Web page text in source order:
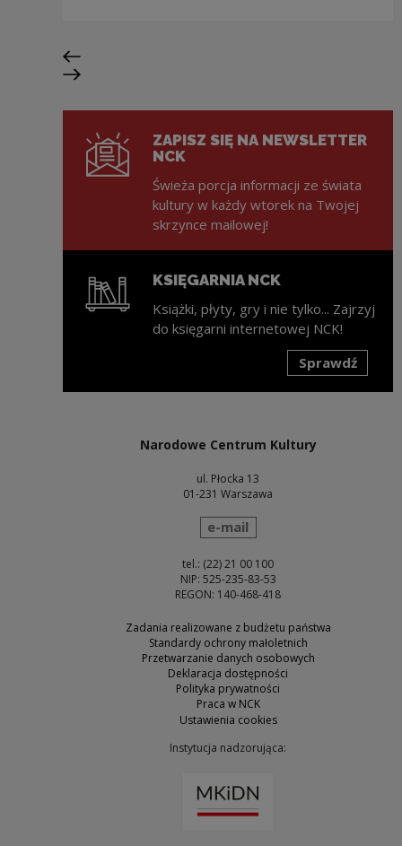
Poprzedni slajd
Następny slajd
ZAPISZ SIĘ NA NEWSLETTER
NCK
Świeża porcja informacji ze świata
kultury w każdy wtorek na Twojej
skrzynce mailowej!
KSIĘGARNIA NCK
Książki, płyty, gry i nie tylko... Zajrzyj
do księgarni internetowej NCK!
Sprawdź
Narodowe Centrum Kultury
ul. Płocka 13
01-231 Warszawa
wyślij wiadomość
e-mail
tel.: (22) 21 00 100
NIP: 525-235-83-53
REGON: 140-468-418
Zadania realizowane z budżetu państwa
Standardy ochrony małoletnich
Przetwarzanie danych osobowych
Deklaracja dostępności
Polityka prywatności
Praca w NCK
Ustawienia cookies
Instytucja nadzorująca: